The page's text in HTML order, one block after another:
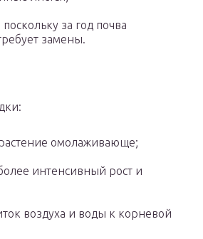
за год почва
замены.
омолаживающе;
интенсивный рост и
воздуха и воды к корневой